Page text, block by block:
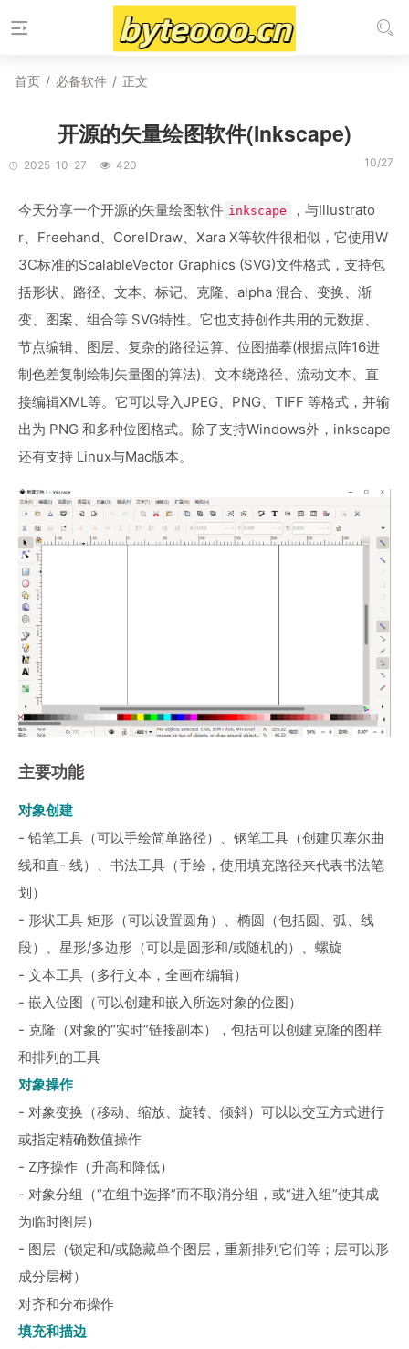
首页 / 必备软件 / 正文
开源的矢量绘图软件(Inkscape)
2025-10-27 420 10/27
今天分享一个开源的矢量绘图软件 inkscape
，与Illustrato
r、Freehand、CorelDraw、Xara X等软件很相似，它使用W
3C标准的ScalableVector Graphics (SVG)文件格式，支持包
括形状、路径、文本、标记、克隆、alpha 混合、变换、渐
变、图案、组合等 SVG特性。它也支持创作共用的元数据、
节点编辑、图层、复杂的路径运算、位图描摹(根据点阵16进
制色差复制绘制矢量图的算法)、文本绕路径、流动文本、直
接编辑XML等。它可以导入JPEG、PNG、TIFF 等格式，并输
出为 PNG 和多种位图格式。除了支持Windows外，inkscape
还有支持 Linux与Mac版本。
主要功能
对象创建
- 铅笔工具（可以手绘简单路径）、钢笔工具（创建贝塞尔曲
线和直- 线）、书法工具（手绘，使用填充路径来代表书法笔
划）
- 形状工具 矩形（可以设置圆角）、椭圆（包括圆、弧、线
段）、星形/多边形（可以是圆形和/或随机的）、螺旋
- 文本工具（多行文本，全画布编辑）
- 嵌入位图（可以创建和嵌入所选对象的位图）
- 克隆（对象的“实时”链接副本），包括可以创建克隆的图样
和排列的工具
对象操作
- 对象变换（移动、缩放、旋转、倾斜）可以以交互方式进行
或指定精确数值操作
- Z序操作（升高和降低）
- 对象分组（“在组中选择”而不取消分组，或“进入组”使其成
为临时图层）
- 图层（锁定和/或隐藏单个图层，重新排列它们等；层可以形
成分层树）
对齐和分布操作
填充和描边